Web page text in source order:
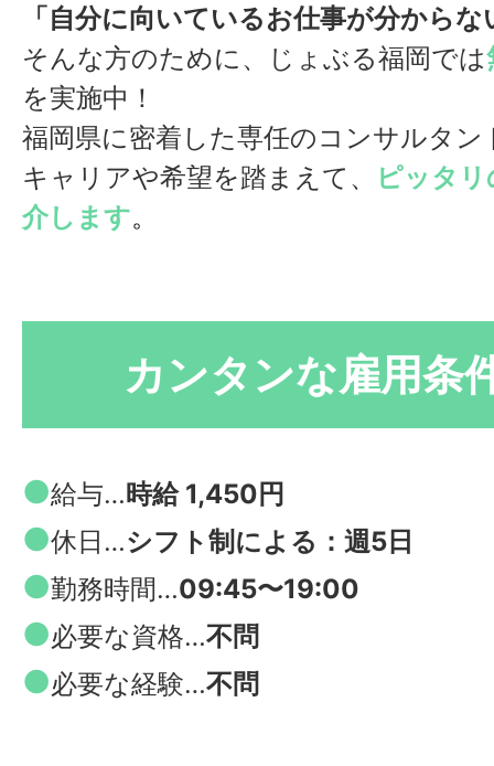
「自分に向いているお仕事が分からな
そんな方のために、じょぶる福岡では
を実施中！
福岡県に密着した専任のコンサルタ
キャリアや希望を踏まえて、
ピッタ
介します。
カンタンな雇用条
●給与…時給 1,450円
●休日…シフト制による：週5日
●勤務時間…09:45〜19:00
●必要な資格…不問
●必要な経験…不問